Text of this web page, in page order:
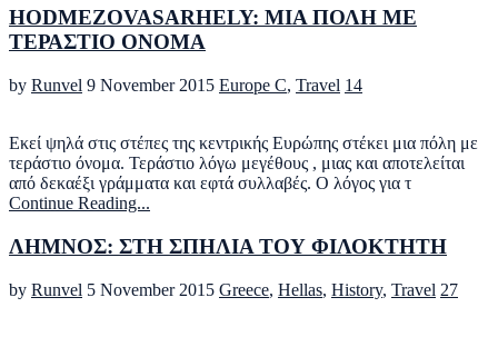
HODMEZOVASARHELY: ΜΙΑ ΠΟΛΗ ΜΕ
ΤΕΡΑΣΤΙΟ ΟΝΟΜΑ
by Runvel 9 November 2015 Europe C, Travel 14
Εκεί ψηλά στις στέπες της κεντρικής Ευρώπης στέκει μια πόλη με
τεράστιο όνομα. Τεράστιο λόγω μεγέθους , μιας και αποτελείται
από δεκαέξι γράμματα και εφτά συλλαβές. Ο λόγος για τ
Continue Reading...
ΛΗΜΝΟΣ: ΣΤΗ ΣΠΗΛΙΑ ΤΟΥ ΦΙΛΟΚΤΗΤΗ
by Runvel 5 November 2015 Greece, Hellas, History, Travel 27